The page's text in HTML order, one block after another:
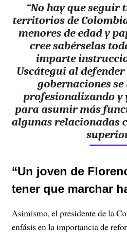
“No hay que seguir
territorios de
menores de edad y
cree sabérselas
imparte
Uscátegui al
gobernaciones
profesionalizando y
para asumir más
algunas relacionadas
“Un joven de
tener que marchar
Asimismo, el presidente de la
enfásis en la importancia de